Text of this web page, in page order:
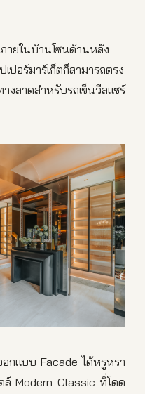
ายในบ้านโซนด้านหลัง
ปอร์มาร์เก็ตก็สามารถตรง
ลาดสำหรับรถเข็นวีลแชร์
กแบบ Facade ได้หรูหรา
ล์ Modern Classic ที่โดด